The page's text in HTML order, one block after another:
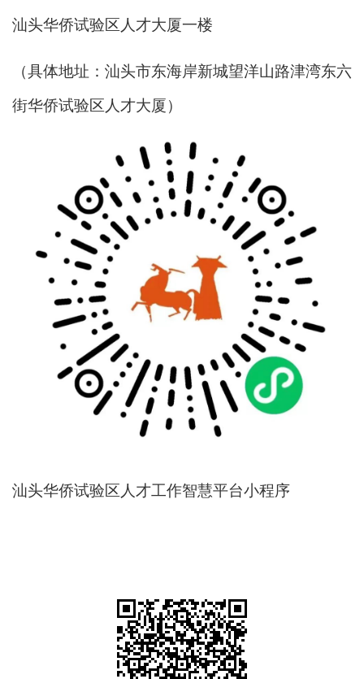
汕头华侨试验区人才大厦一楼
（具体地址：汕头市东海岸新城望洋山路津湾东六
街华侨试验区人才大厦）
汕头华侨试验区人才工作智慧平台小程序